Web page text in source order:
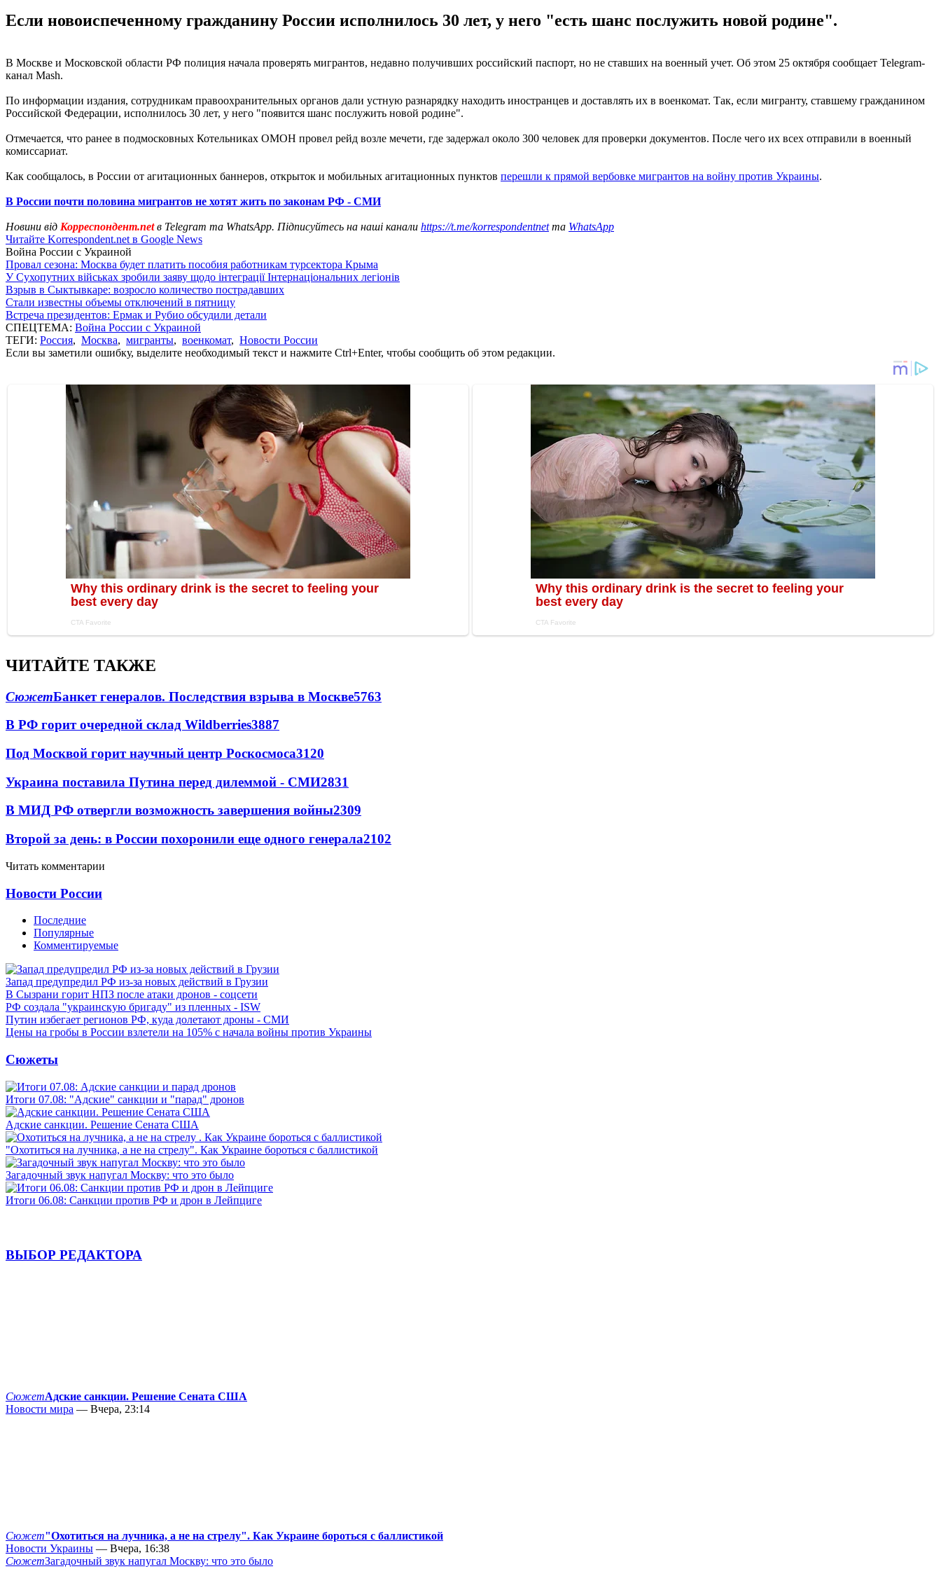
Если новоиспеченному гражданину России исполнилось 30 лет, у него "есть шанс послужить новой родине".
В Москве и Московской области РФ полиция начала проверять мигрантов, недавно получивших российский паспорт, но не ставших на военный учет. Об этом 25 октября сообщает Telegram-
канал Mash.
По информации издания, сотрудникам правоохранительных органов дали устную разнарядку находить иностранцев и доставлять их в военкомат. Так, если мигранту, ставшему гражданином
Российской Федерации, исполнилось 30 лет, у него "появится шанс послужить новой родине".
Отмечается, что ранее в подмосковных Котельниках ОМОН провел рейд возле мечети, где задержал около 300 человек для проверки документов. После чего их всех отправили в военный
комиссариат.
Как сообщалось, в России от агитационных баннеров, открыток и мобильных агитационных пунктов перешли к прямой вербовке мигрантов на войну против Украины.
В России почти половина мигрантов не хотят жить по законам РФ - СМИ
Новини від Корреспондент.netв Telegram та WhatsApp. Підписуйтесь на наші канали https://t.me/korrespondentnetта WhatsApp
Читайте Korrespondent.net в Google News
Война России с Украиной
Провал сезона: Москва будет платить пособия работникам турсектора Крыма
У Сухопутних військах зробили заяву щодо інтеграції Інтернаціональних легіонів
Взрыв в Сыктывкаре: возросло количество пострадавших
Стали известны объемы отключений в пятницу
Встреча президентов: Ермак и Рубио обсудили детали
СПЕЦТЕМА: Война России с Украиной
ТЕГИ: Россия, Москва, мигранты, военкомат, Новости России
Если вы заметили ошибку, выделите необходимый текст и нажмите Ctrl+Enter, чтобы сообщить об этом редакции.
ЧИТАЙТЕ ТАКЖЕ
СюжетБанкет генералов. Последствия взрыва в Москве5763
В РФ горит очередной склад Wildberries3887
Под Москвой горит научный центр Роскосмоса3120
Украина поставила Путина перед дилеммой - СМИ2831
В МИД РФ отвергли возможность завершения войны2309
Второй за день: в России похоронили еще одного генерала2102
Читать комментарии
Новости России
Последние
Популярные
Комментируемые
Запад предупредил РФ из-за новых действий в Грузии
В Сызрани горит НПЗ после атаки дронов - соцсети
РФ создала "украинскую бригаду" из пленных - ISW
Путин избегает регионов РФ, куда долетают дроны - СМИ
Цены на гробы в России взлетели на 105% с начала войны против Украины
Сюжеты
Итоги 07.08: "Адские" санкции и "парад" дронов
Адские санкции. Решение Сената США
"Охотиться на лучника, а не на стрелу". Как Украине бороться с баллистикой
Загадочный звук напугал Москву: что это было
Итоги 06.08: Санкции против РФ и дрон в Лейпциге
ВЫБОР РЕДАКТОРА
СюжетАдские санкции. Решение Сената США
Новости мира — Вчера, 23:14
Сюжет"Охотиться на лучника, а не на стрелу". Как Украине бороться с баллистикой
Новости Украины — Вчера, 16:38
СюжетЗагадочный звук напугал Москву: что это было